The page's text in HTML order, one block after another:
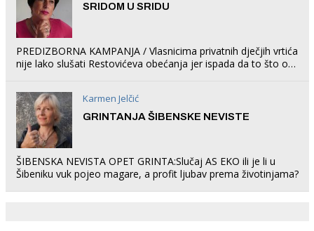
SRIDOM U SRIDU
PREDIZBORNA KAMPANJA / Vlasnicima privatnih dječjih vrtića
nije lako slušati Restovićeva obećanja jer ispada da to što oni
Karmen Jelčić
GRINTANJA ŠIBENSKE NEVISTE
ŠIBENSKA NEVISTA OPET GRINTA:Slučaj AS EKO ili je li u
Šibeniku vuk pojeo magare, a profit ljubav prema životinjama?